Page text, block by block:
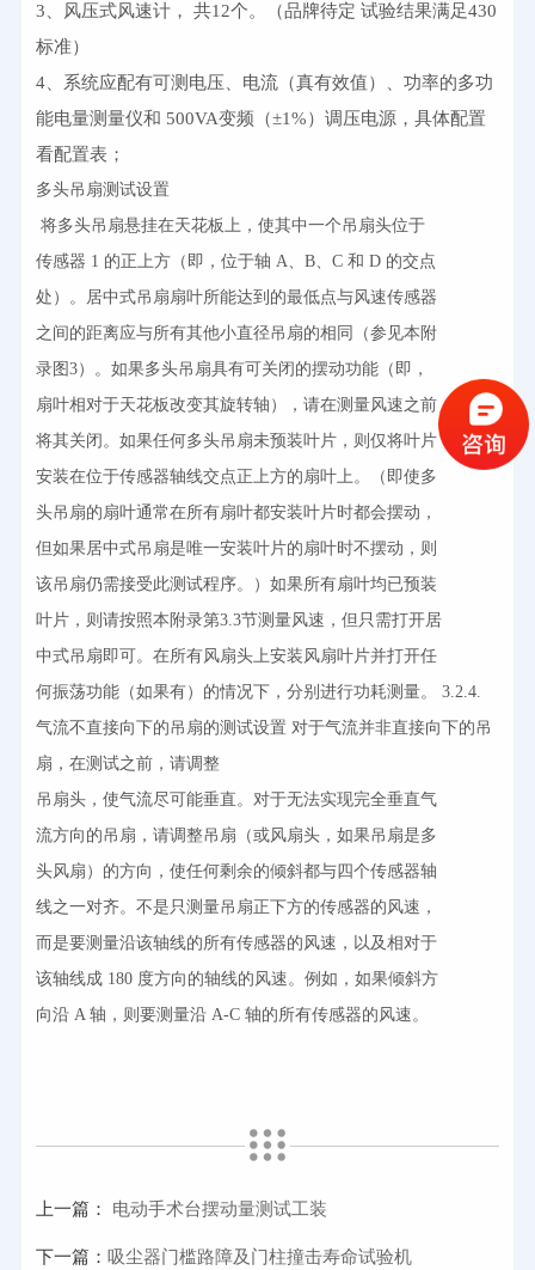
3 、风压式风速计， 共12个。（品牌待定 试验结果满足430
标准）
4 、系统应配有可测电压、电流（真有效值）、功率的多功
能电量测量仪和 500VA变频（±1%）调压电源，具体配置
看配置表；
多头吊扇测试设置
将多头吊扇悬挂在天花板上，使其中一个吊扇头位于
传感器 1 的正上方（即，位于轴 A、B、C 和 D 的交点
处）。居中式吊扇扇叶所能达到的最低点与风速传感器
之间的距离应与所有其他小直径吊扇的相同（参见本附
录图3）。如果多头吊扇具有可关闭的摆动功能（即，
扇叶相对于天花板改变其旋转轴），请在测量风速之前
将其关闭。如果任何多头吊扇未预装叶片，则仅将叶片
安装在位于传感器轴线交点正上方的扇叶上。（即使多
头吊扇的扇叶通常在所有扇叶都安装叶片时都会摆动，
但如果居中式吊扇是唯一安装叶片的扇叶时不摆动，则
该吊扇仍需接受此测试程序。）如果所有扇叶均已预装
叶片，则请按照本附录第3.3节测量风速，但只需打开居
中式吊扇即可。在所有风扇头上安装风扇叶片并打开任
何振荡功能（如果有）的情况下，分别进行功耗测量。 3.2.4.
气流不直接向下的吊扇的测试设置 对于气流并非直接向下的吊
扇，在测试之前，请调整
吊扇头，使气流尽可能垂直。对于无法实现完全垂直气
流方向的吊扇，请调整吊扇（或风扇头，如果吊扇是多
头风扇）的方向，使任何剩余的倾斜都与四个传感器轴
线之一对齐。不是只测量吊扇正下方的传感器的风速，
而是要测量沿该轴线的所有传感器的风速，以及相对于
该轴线成 180 度方向的轴线的风速。例如，如果倾斜方
向沿 A 轴，则要测量沿 A-C 轴的所有传感器的风速。
上一篇： 电动手术台摆动量测试工装
下一篇：吸尘器门槛路障及门柱撞击寿命试验机